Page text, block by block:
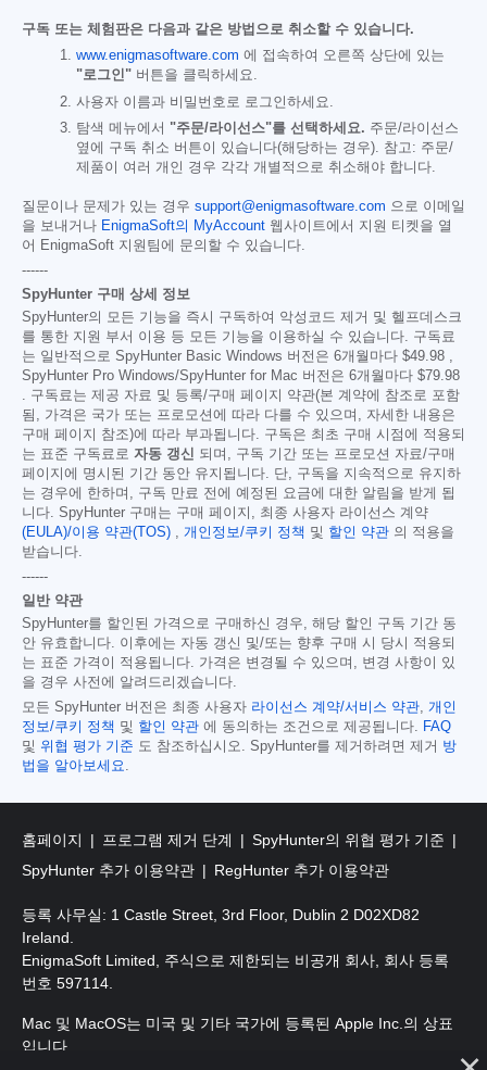
구독 또는 체험판은 다음과 같은 방법으로 취소할 수 있습니다.
www.enigmasoftware.com 에 접속하여 오른쪽 상단에 있는
"로그인" 버튼을 클릭하세요.
사용자 이름과 비밀번호로 로그인하세요.
탐색 메뉴에서 "주문/라이선스"를 선택하세요. 주문/라이선스
옆에 구독 취소 버튼이 있습니다(해당하는 경우). 참고: 주문/
제품이 여러 개인 경우 각각 개별적으로 취소해야 합니다.
질문이나 문제가 있는 경우 support@enigmasoftware.com 으로 이메일
을 보내거나 EnigmaSoft의 MyAccount 웹사이트에서 지원 티켓을 열
어 EnigmaSoft 지원팀에 문의할 수 있습니다.
------
SpyHunter 구매 상세 정보
SpyHunter의 모든 기능을 즉시 구독하여 악성코드 제거 및 헬프데스크
를 통한 지원 부서 이용 등 모든 기능을 이용하실 수 있습니다. 구독료
는 일반적으로 SpyHunter Basic Windows 버전은 6개월마다 $49.98 ,
SpyHunter Pro Windows/SpyHunter for Mac 버전은 6개월마다 $79.98
. 구독료는 제공 자료 및 등록/구매 페이지 약관(본 계약에 참조로 포함
됨, 가격은 국가 또는 프로모션에 따라 다를 수 있으며, 자세한 내용은
구매 페이지 참조)에 따라 부과됩니다. 구독은 최초 구매 시점에 적용되
는 표준 구독료로 자동 갱신 되며, 구독 기간 또는 프로모션 자료/구매
페이지에 명시된 기간 동안 유지됩니다. 단, 구독을 지속적으로 유지하
는 경우에 한하며, 구독 만료 전에 예정된 요금에 대한 알림을 받게 됩
니다. SpyHunter 구매는 구매 페이지, 최종 사용자 라이선스 계약
(EULA)/이용 약관(TOS) , 개인정보/쿠키 정책 및 할인 약관 의 적용을
받습니다.
------
일반 약관
SpyHunter를 할인된 가격으로 구매하신 경우, 해당 할인 구독 기간 동
안 유효합니다. 이후에는 자동 갱신 및/또는 향후 구매 시 당시 적용되
는 표준 가격이 적용됩니다. 가격은 변경될 수 있으며, 변경 사항이 있
을 경우 사전에 알려드리겠습니다.
모든 SpyHunter 버전은 최종 사용자 라이선스 계약/서비스 약관, 개인
정보/쿠키 정책 및 할인 약관 에 동의하는 조건으로 제공됩니다. FAQ
및 위협 평가 기준 도 참조하십시오. SpyHunter를 제거하려면 제거 방
법을 알아보세요.
홈페이지 프로그램 제거 단계
SpyHunter의 위협 평가 기준
SpyHunter 추가 이용약관
RegHunter 추가 이용약관
등록 사무실: 1 Castle Street, 3rd Floor, Dublin 2 D02XD82
Ireland.
EnigmaSoft Limited, 주식으로 제한되는 비공개 회사, 회사 등록
번호 597114.
Mac 및 MacOS는 미국 및 기타 국가에 등록된 Apple Inc.의 상표
입니다.